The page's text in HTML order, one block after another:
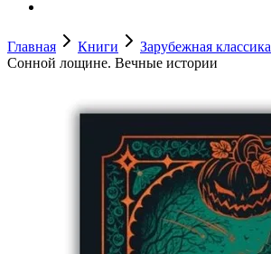
Главная Книги Зарубежная классика
Сонной лощине. Вечные истории